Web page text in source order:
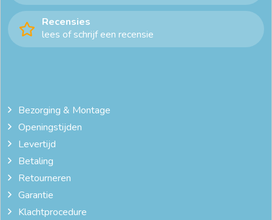
Recensies
lees of schrijf een recensie
Bezorging & Montage
Openingstijden
Levertijd
Betaling
Retourneren
Garantie
Klachtprocedure